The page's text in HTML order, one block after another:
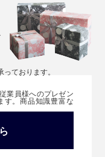
ております。
業員様へのプレゼン
す。商品知識豊富な